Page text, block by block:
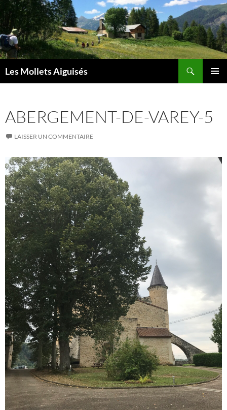
Aller
au
contenu
Les Mollets Aiguisés
ABERGEMENT-DE-VAREY-5
LAISSER UN COMMENTAIRE